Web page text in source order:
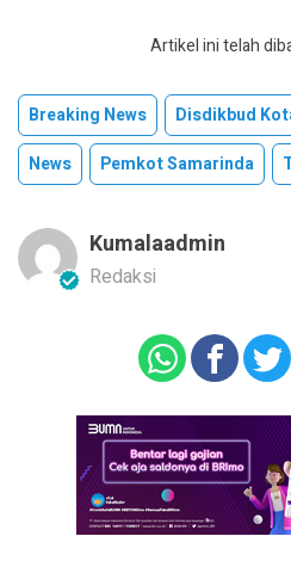
Artikel ini telah
Breaking News Disdikbud
News
Pemkot Samarinda
Kumalaadmin
Redaksi